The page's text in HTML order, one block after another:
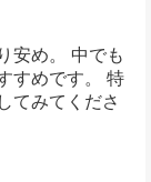
安め。 中でも
すめです。 特
てみてくださ